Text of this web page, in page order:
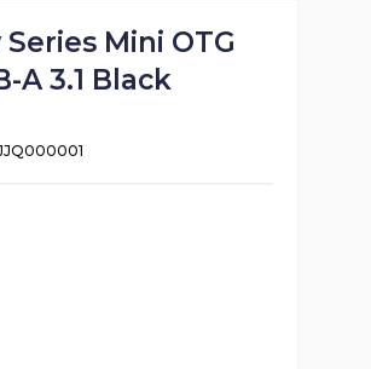
Mini OTG
A 3.1 Black